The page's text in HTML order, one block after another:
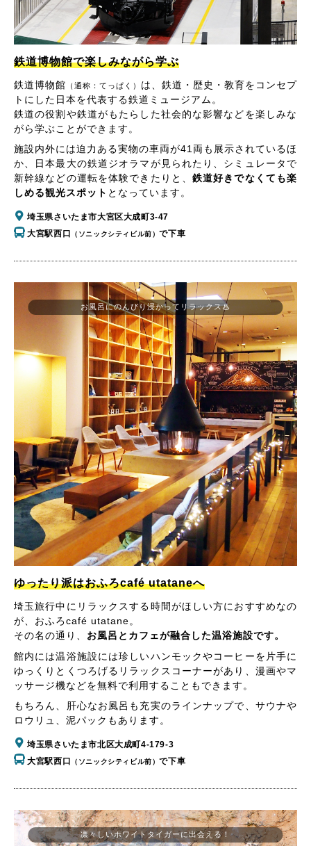
鉄道博物館で楽しみながら学ぶ
鉄道博物館 （通称：てっぱく） は、鉄道・歴史・教育をコンセプ
トにした日本を代表する鉄道ミュージアム。
鉄道の役割や鉄道がもたらした社会的な影響などを楽しみな
がら学ぶことができます。
施設内外には迫力ある実物の車両が41両も展示されているほ
か、日本最大の鉄道ジオラマが見られたり、シミュレータで
新幹線などの運転を体験できたりと、 鉄道好きでなくても楽
しめる観光スポット となっています。
埼玉県さいたま市大宮区大成町3-47
大宮駅西口
（ソニックシティビル前）で下車
ゆったり派はおふろcafé utataneへ
埼玉旅行中にリラックスする時間がほしい方におすすめなの
が、おふろcafé utatane。
その名の通り、 お風呂とカフェが融合した温浴施設です。
館内には温浴施設には珍しいハンモックやコーヒーを片手に
ゆっくりとくつろげるリラックスコーナーがあり、漫画やマ
ッサージ機などを無料で利用することもできます。
もちろん、肝心なお風呂も充実のラインナップで、サウナや
ロウリュ、泥パックもあります。
埼玉県さいたま市北区大成町4-179-3
大宮駅西口
（ソニックシティビル前）で下車
お風呂にのんびり浸かってリラックス♨
凛々しいホワイトタイガーに出会える！